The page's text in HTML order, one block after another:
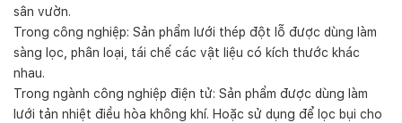
sân vườn.
Trong công nghiệp: Sản phẩm lưới thép đột lỗ được dùng làm
sàng lọc, phân loại, tái chế các vật liệu có kích thước khác
nhau.
Trong ngành công nghiệp điện tử: Sản phẩm được dùng làm
lưới tản nhiệt điều hòa không khí. Hoặc sử dụng để lọc bụi cho